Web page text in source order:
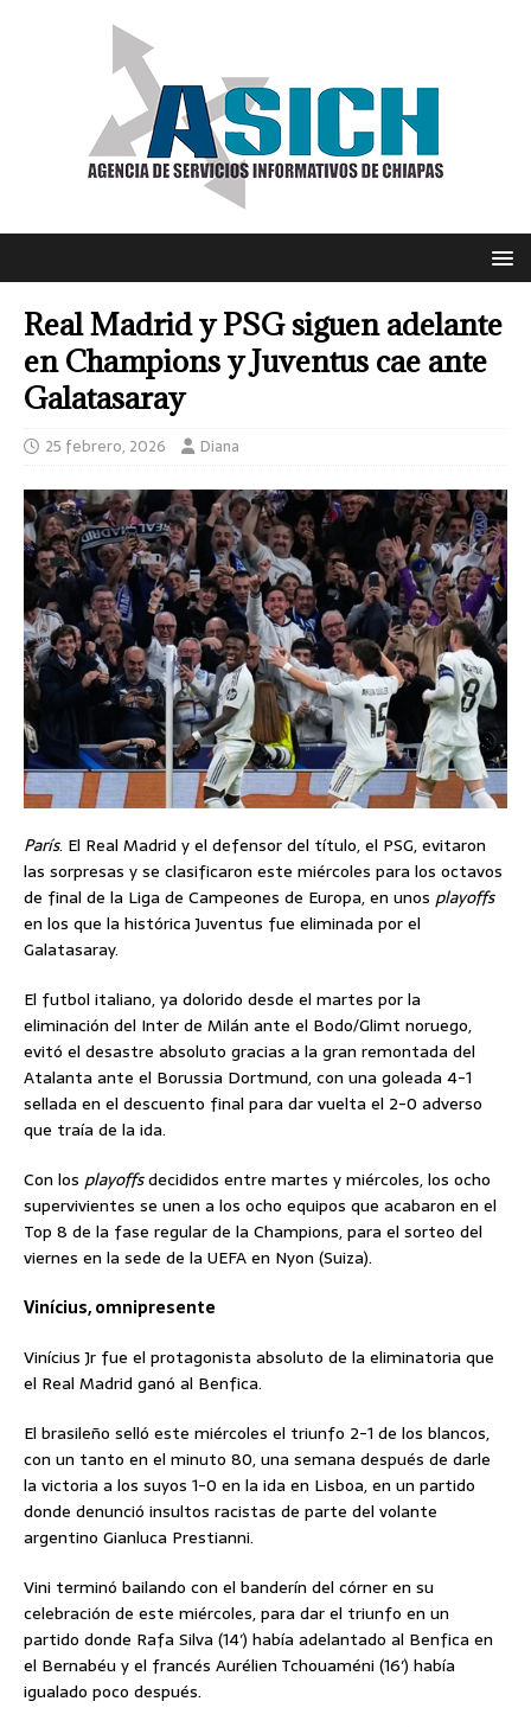
Real Madrid y PSG siguen adelante
en Champions y Juventus cae ante
Galatasaray
25 febrero, 2026 Diana
París. El Real Madrid y el defensor del título, el PSG, evitaron
las sorpresas y se clasificaron este miércoles para los octavos
de final de la Liga de Campeones de Europa, en unos playoffs
en los que la histórica Juventus fue eliminada por el
Galatasaray.
El futbol italiano, ya dolorido desde el martes por la
eliminación del Inter de Milán ante el Bodo/Glimt noruego,
evitó el desastre absoluto gracias a la gran remontada del
Atalanta ante el Borussia Dortmund, con una goleada 4-1
sellada en el descuento final para dar vuelta el 2-0 adverso
que traía de la ida.
Con los playoffsdecididos entre martes y miércoles, los ocho
supervivientes se unen a los ocho equipos que acabaron en el
Top 8 de la fase regular de la Champions, para el sorteo del
viernes en la sede de la UEFA en Nyon (Suiza).
Vinícius, omnipresente
Vinícius Jr fue el protagonista absoluto de la eliminatoria que
el Real Madrid ganó al Benfica.
El brasileño selló este miércoles el triunfo 2-1 de los blancos,
con un tanto en el minuto 80, una semana después de darle
la victoria a los suyos 1-0 en la ida en Lisboa, en un partido
donde denunció insultos racistas de parte del volante
argentino Gianluca Prestianni.
Vini terminó bailando con el banderín del córner en su
celebración de este miércoles, para dar el triunfo en un
partido donde Rafa Silva (14′) había adelantado al Benfica en
el Bernabéu y el francés Aurélien Tchouaméni (16′) había
igualado poco después.